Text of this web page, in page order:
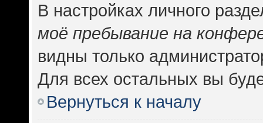
В настройках личного
моё пребывание на
видны только
Для всех остальных вы
Вернуться к началу